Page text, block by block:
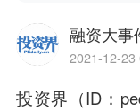
融资大事
2021-12-23
投资界（ID：